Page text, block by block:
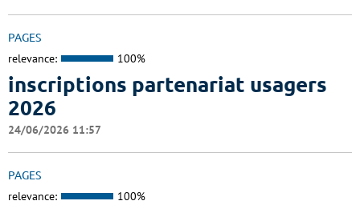
PAGES
relevance: 100%
inscriptions partenariat usagers
2026
24/06/2026 11:57
PAGES
relevance: 100%